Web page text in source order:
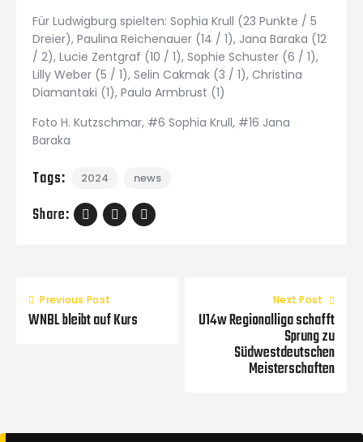
Für Ludwigburg spielten: Sophia Krull (23 Punkte / 5
Dreier), Paulina Reichenauer (14 / 1), Jana Baraka (12
/ 2), Lucie Zentgraf (10 / 1), Sophie Schuster (6 / 1),
Lilly Weber (5 / 1), Selin Cakmak (3 / 1), Christina
Diamantaki (1), Paula Armbrust (1)
Foto H. Kutzschmar, #6 Sophia Krull, #16 Jana
Baraka
Tags: 2024 news
Share:
Previous Post
WNBL bleibt auf Kurs
Next Post
U14w Regionalliga schafft
Sprung zu
Südwestdeutschen
Meisterschaften